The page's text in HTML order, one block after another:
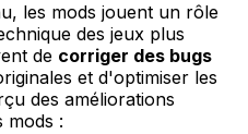
les mods jouent un rôle
des jeux plus
de corriger des bugs
et d'optimiser les
des améliorations
mods :